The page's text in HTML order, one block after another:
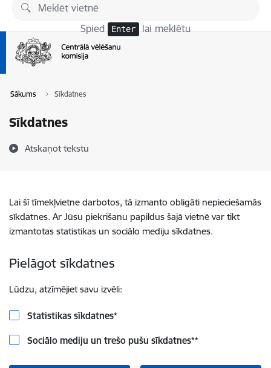
Pāriet uz lapas saturu
Spied Enter lai meklētu
Sākums Sīkdatnes
Sīkdatnes
Atskaņot tekstu
Lai šī tīmekļvietne darbotos, tā izmanto obligāti nepieciešamās
sīkdatnes. Ar Jūsu piekrišanu papildus šajā vietnē var tikt
izmantotas statistikas un sociālo mediju sīkdatnes.
Pielāgot sīkdatnes
Lūdzu, atzīmējiet savu izvēli:
Statistikas sīkdatnes*
Sociālo mediju un trešo pušu sīkdatnes**